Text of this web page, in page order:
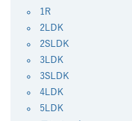
1R
2LDK
2SLDK
3LDK
3SLDK
4LDK
5LDK